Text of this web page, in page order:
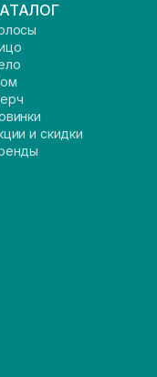
и скидки